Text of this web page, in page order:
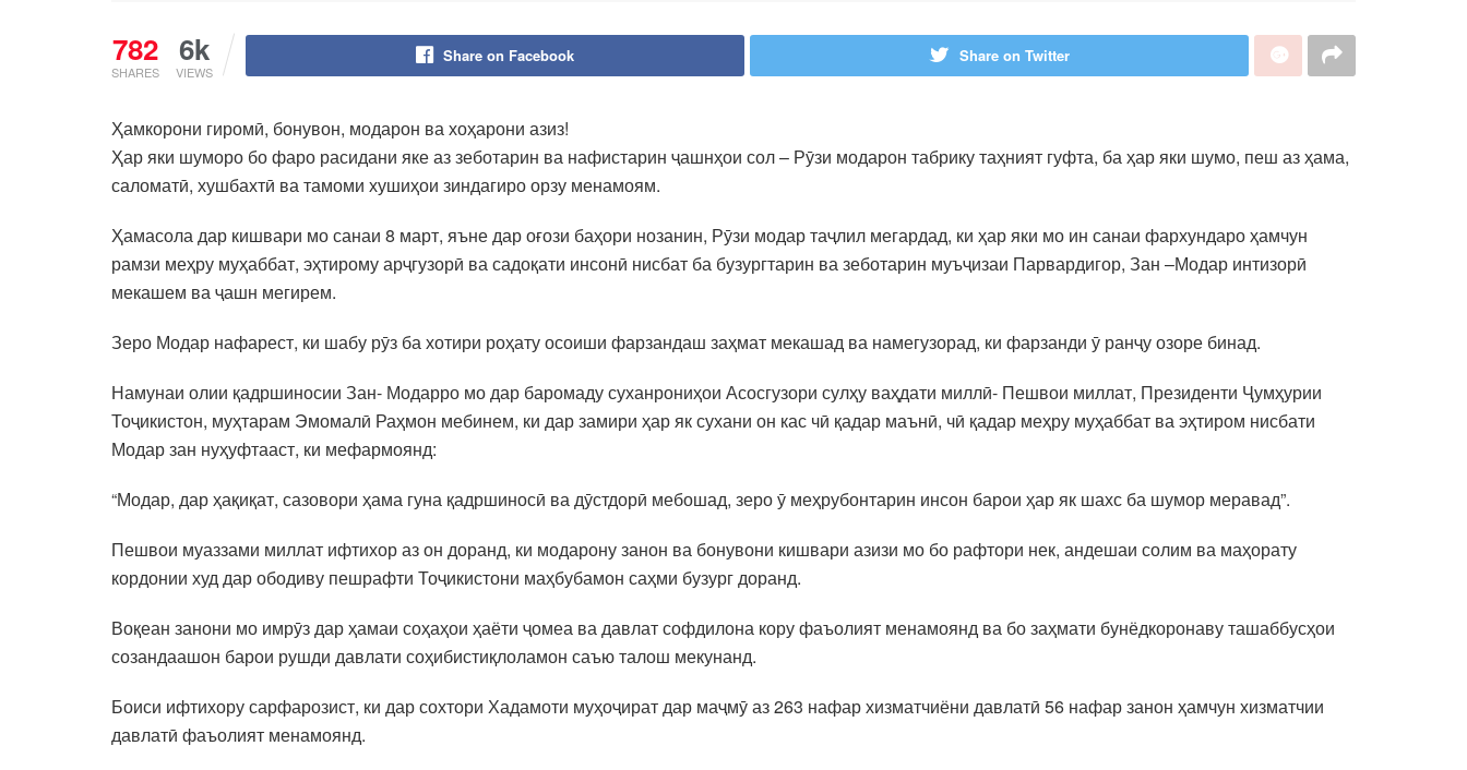
782
SHARES
6k
VIEWS
Share on Facebook Share on Twitter
Ҳамкорони гиромӣ, бонувон, модарон ва хоҳарони азиз!
Ҳар яки шуморо бо фаро расидани яке аз зеботарин ва нафистарин ҷашнҳои сол – Рӯзи модарон табрику таҳният гуфта, ба ҳар яки шумо, пеш аз ҳама,
саломатӣ, хушбахтӣ ва тамоми хушиҳои зиндагиро орзу менамоям.
Ҳамасола дар кишвари мо санаи 8 март, яъне дар оғози баҳори нозанин, Рӯзи модар таҷлил мегардад, ки ҳар яки мо ин санаи фархундаро ҳамчун
рамзи меҳру муҳаббат, эҳтирому арҷгузорӣ ва садоқати инсонӣ нисбат ба бузургтарин ва зеботарин муъҷизаи Парвардигор, Зан –Модар интизорӣ
мекашем ва ҷашн мегирем.
Зеро Модар нафарест, ки шабу рӯз ба хотири роҳату осоиши фарзандаш заҳмат мекашад ва намегузорад, ки фарзанди ӯ ранҷу озоре бинад.
Намунаи олии қадршиносии Зан- Модарро мо дар баромаду суханрониҳои Асосгузори сулҳу ваҳдати миллӣ- Пешвои миллат, Президенти Ҷумҳурии
Тоҷикистон, муҳтарам Эмомалӣ Раҳмон мебинем, ки дар замири ҳар як сухани он кас чӣ қадар маънӣ, чӣ қадар меҳру муҳаббат ва эҳтиром нисбати
Модар зан нуҳуфтааст, ки мефармоянд:
“Модар, дар ҳақиқат, сазовори ҳама гуна қадршиносӣ ва дӯстдорӣ мебошад, зеро ӯ меҳрубонтарин инсон барои ҳар як шахс ба шумор меравад”.
Пешвои муаззами миллат ифтихор аз он доранд, ки модарону занон ва бонувони кишвари азизи мо бо рафтори нек, андешаи солим ва маҳорату
кордонии худ дар ободиву пешрафти Тоҷикистони маҳбубамон саҳми бузург доранд.
Воқеан занони мо имрӯз дар ҳамаи соҳаҳои ҳаёти ҷомеа ва давлат софдилона кору фаъолият менамоянд ва бо заҳмати бунёдкоронаву ташаббусҳои
созандаашон барои рушди давлати соҳибистиқлоламон саъю талош мекунанд.
Боиси ифтихору сарфарозист, ки дар сохтори Хадамоти муҳоҷират дар маҷмӯ аз 263 нафар хизматчиёни давлатӣ 56 нафар занон ҳамчун хизматчии
давлатӣ фаъолият менамоянд.